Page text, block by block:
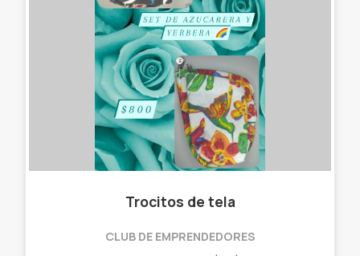
Trocitos de tela
CLUB DE EMPRENDEDORES